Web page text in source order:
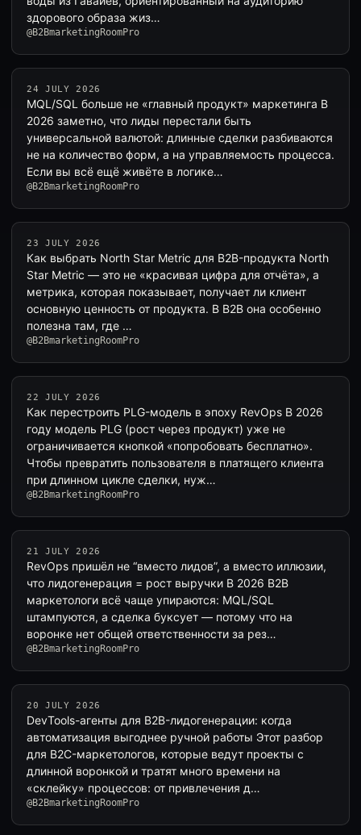
здорового образа жиз…
@B2BmarketingRoomPro
24 JULY 2026
MQL/SQL больше не «главный продукт» маркетинга В
2026 заметно, что лиды перестали быть
универсальной валютой: длинные сделки разбиваются
не на количество форм, а на управляемость процесса.
Если вы всё ещё живёте в логике…
@B2BmarketingRoomPro
23 JULY 2026
Как выбрать North Star Metric для B2B-продукта North
Star Metric — это не «красивая цифра для отчёта», а
метрика, которая показывает, получает ли клиент
основную ценность от продукта. В B2B она особенно
полезна там, где …
@B2BmarketingRoomPro
22 JULY 2026
Как перестроить PLG-модель в эпоху RevOps В 2026
году модель PLG (рост через продукт) уже не
ограничивается кнопкой «попробовать бесплатно».
Чтобы превратить пользователя в платящего клиента
при длинном цикле сделки, нуж…
@B2BmarketingRoomPro
21 JULY 2026
RevOps пришёл не “вместо лидов”, а вместо иллюзии,
что лидогенерация = рост выручки В 2026 B2B
маркетологи всё чаще упираются: MQL/SQL
штампуются, а сделка буксует — потому что на
воронке нет общей ответственности за рез…
@B2BmarketingRoomPro
20 JULY 2026
DevTools-агенты для B2B-лидогенерации: когда
автоматизация выгоднее ручной работы Этот разбор
для B2C-маркетологов, которые ведут проекты с
длинной воронкой и тратят много времени на
«склейку» процессов: от привлечения д…
@B2BmarketingRoomPro